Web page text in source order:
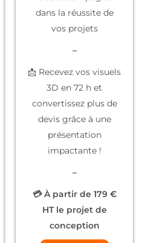
dans la réussite de
vos projets
–
📩 Recevez vos visuels
3D en 72 h et
convertissez plus de
devis grâce à une
présentation
impactante !
–
💳 À partir de 179 €
HT le projet de
conception